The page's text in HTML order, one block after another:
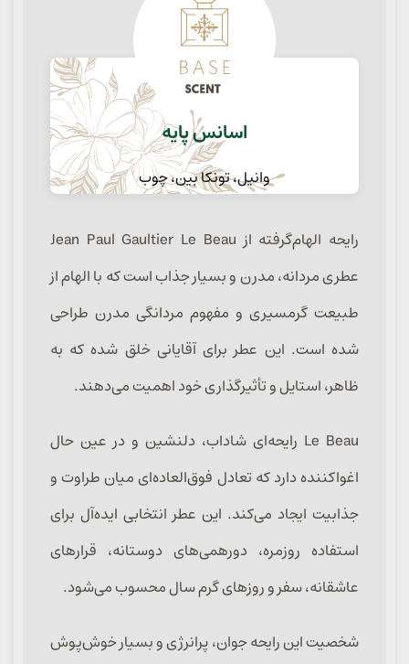
اسانس پایه
وانیل، تونکا بین، چوب
رایحه الهام‌گرفته از Jean Paul Gaultier Le Beau
عطری مردانه، مدرن و بسیار جذاب است که با الهام از
طبیعت گرمسیری و مفهوم مردانگی مدرن طراحی
شده است. این عطر برای آقایانی خلق شده که به
ظاهر، استایل و تأثیرگذاری خود اهمیت می‌دهند.
Le Beau رایحه‌ای شاداب، دلنشین و در عین حال
اغواکننده دارد که تعادل فوق‌العاده‌ای میان طراوت و
جذابیت ایجاد می‌کند. این عطر انتخابی ایده‌آل برای
استفاده روزمره، دورهمی‌های دوستانه، قرارهای
عاشقانه، سفر و روزهای گرم سال محسوب می‌شود.
شخصیت این رایحه جوان، پرانرژی و بسیار خوش‌پوش